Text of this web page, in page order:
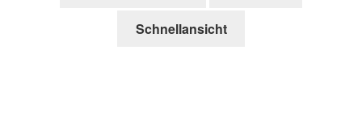
Schnellansicht